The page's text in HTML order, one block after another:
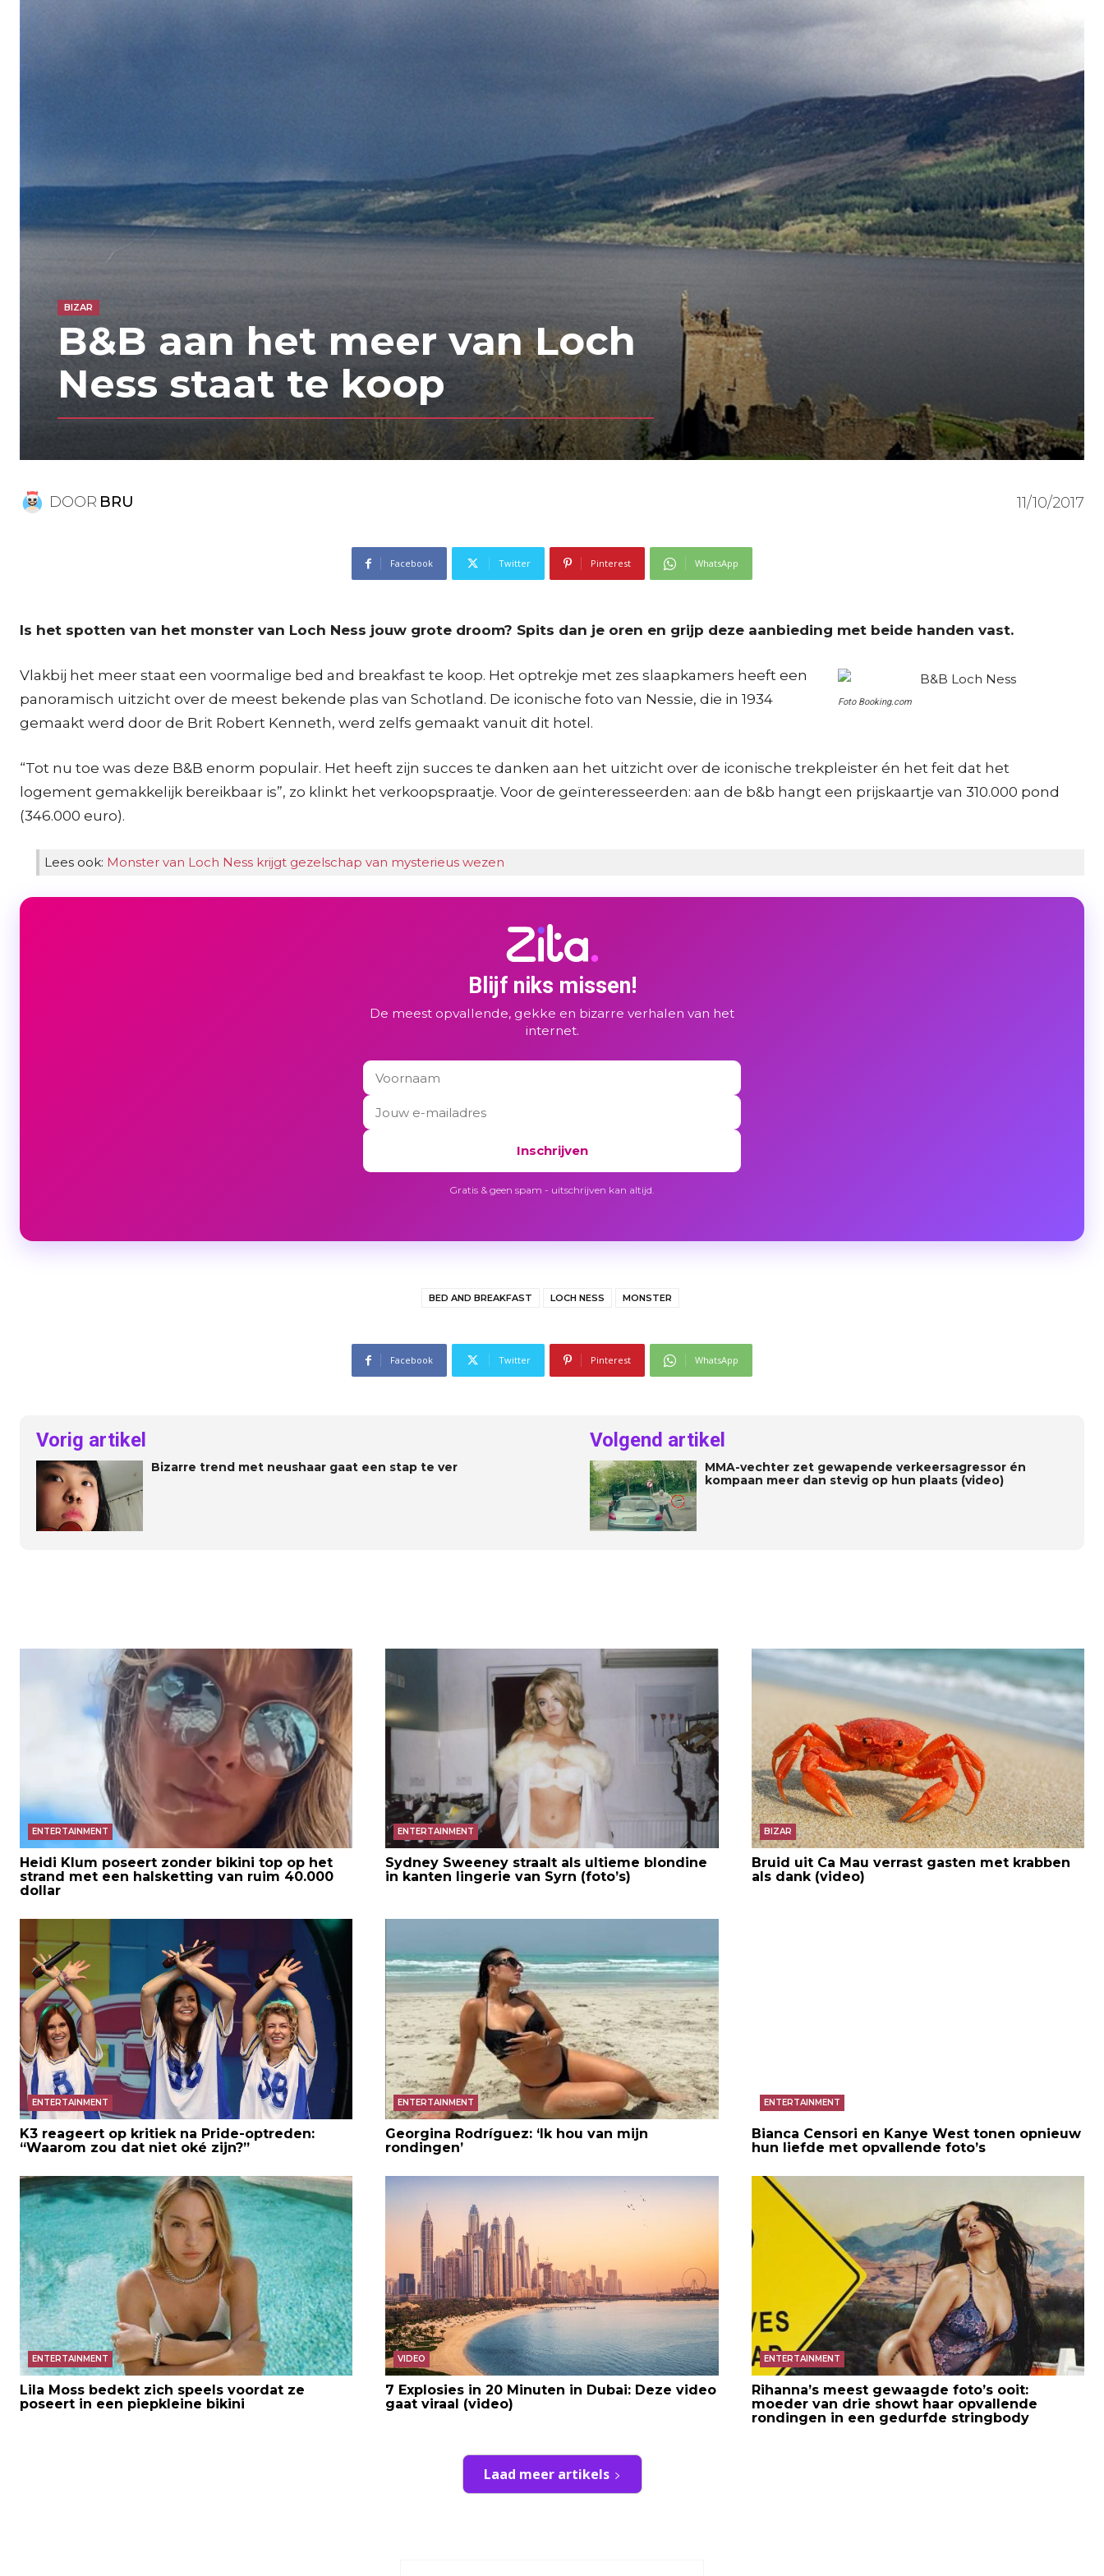
BIZAR
B&B aan het meer van Loch
Ness staat te koop
DOOR BRU 11/10/2017
Facebook Twitter Pinterest WhatsApp
Is het spotten van het monster van Loch Ness jouw grote droom? Spits dan je oren en grijp deze aanbieding met beide handen vast.
Foto Booking.com
Vlakbij het meer staat een voormalige bed and breakfast te koop. Het optrekje met zes slaapkamers heeft een
panoramisch uitzicht over de meest bekende plas van Schotland. De iconische foto van Nessie, die in 1934
gemaakt werd door de Brit Robert Kenneth, werd zelfs gemaakt vanuit dit hotel.
“Tot nu toe was deze B&B enorm populair. Het heeft zijn succes te danken aan het uitzicht over de iconische trekpleister én het feit dat het
logement gemakkelijk bereikbaar is”, zo klinkt het verkoopspraatje. Voor de geïnteresseerden: aan de b&b hangt een prijskaartje van 310.000 pond
(346.000 euro).
Lees ook: Monster van Loch Ness krijgt gezelschap van mysterieus wezen
Blijf niks missen!
De meest opvallende, gekke en bizarre verhalen van het
internet.
Inschrijven
Gratis & geen spam - uitschrijven kan altijd.
BED AND BREAKFAST LOCH NESS MONSTER
Facebook Twitter Pinterest WhatsApp
Vorig artikel
Bizarre trend met neushaar gaat een stap te ver
Volgend artikel
MMA-vechter zet gewapende verkeersagressor én
kompaan meer dan stevig op hun plaats (video)
ENTERTAINMENT
Heidi Klum poseert zonder bikini top op het
strand met een halsketting van ruim 40.000
dollar
ENTERTAINMENT
Sydney Sweeney straalt als ultieme blondine
in kanten lingerie van Syrn (foto’s)
BIZAR
Bruid uit Ca Mau verrast gasten met krabben
als dank (video)
ENTERTAINMENT
K3 reageert op kritiek na Pride-optreden:
“Waarom zou dat niet oké zijn?”
ENTERTAINMENT
Georgina Rodríguez: ‘Ik hou van mijn
rondingen’
ENTERTAINMENT
Bianca Censori en Kanye West tonen opnieuw
hun liefde met opvallende foto’s
ENTERTAINMENT
Lila Moss bedekt zich speels voordat ze
poseert in een piepkleine bikini
VIDEO
7 Explosies in 20 Minuten in Dubai: Deze video
gaat viraal (video)
ENTERTAINMENT
Rihanna’s meest gewaagde foto’s ooit:
moeder van drie showt haar opvallende
rondingen in een gedurfde stringbody
Laad meer artikels